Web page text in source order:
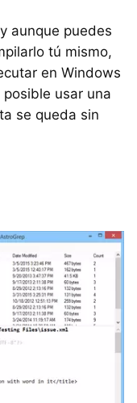
aunque puedes
tú mismo,
en Windows
usar una
se queda sin